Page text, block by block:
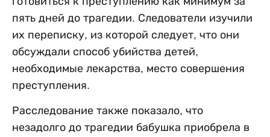
пять дней до трагедии. Следователи изучили
их переписку, из которой следует, что они
обсуждали способ убийства детей,
необходимые лекарства, место совершения
преступления.
Расследование также показало, что
незадолго до трагедии бабушка приобрела в